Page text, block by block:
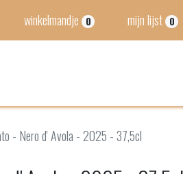
winkelmandje 0 mijn lijst 0
- Nero d' Avola - 2025 - 37,5cl